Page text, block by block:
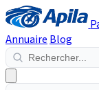
Annuaire Blog